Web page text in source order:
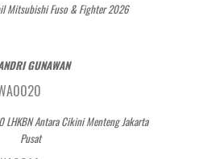
Mitsubishi Fuso & Fighter 2026
GUNAWAN
LHKBN Antara Cikini Menteng Jakarta
Pusat